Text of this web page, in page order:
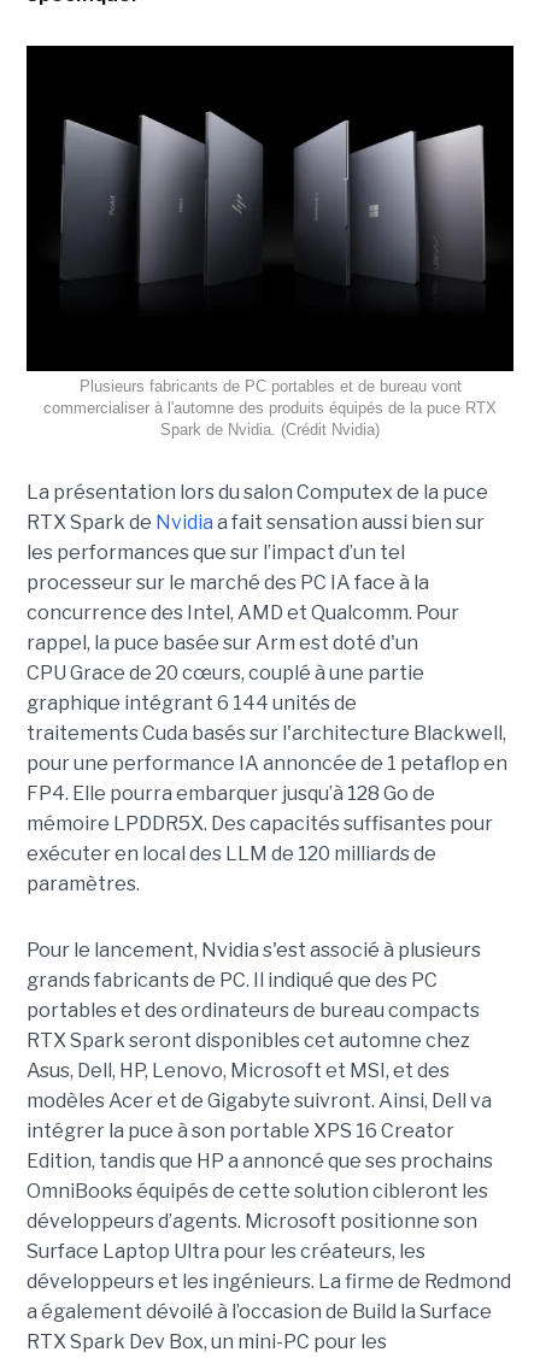
Plusieurs fabricants de PC portables et de bureau vont
commercialiser à l'automne des produits équipés de la puce RTX
Spark de Nvidia. (Crédit Nvidia)
La présentation lors du salon Computex de la puce
RTX Spark de Nvidia a fait sensation aussi bien sur
les performances que sur l’impact d’un tel
processeur sur le marché des PC IA face à la
concurrence des Intel, AMD et Qualcomm. Pour
rappel, la puce basée sur Arm est doté d'un
CPU Grace de 20 cœurs, couplé à une partie
graphique intégrant 6 144 unités de
traitements Cuda basés sur l'architecture Blackwell,
pour une performance IA annoncée de 1 petaflop en
FP4. Elle pourra embarquer jusqu’à 128 Go de
mémoire LPDDR5X. Des capacités suffisantes pour
exécuter en local des LLM de 120 milliards de
paramètres.
Pour le lancement, Nvidia s'est associé à plusieurs
grands fabricants de PC. Il indiqué que des PC
portables et des ordinateurs de bureau compacts
RTX Spark seront disponibles cet automne chez
Asus, Dell, HP, Lenovo, Microsoft et MSI, et des
modèles Acer et de Gigabyte suivront. Ainsi, Dell va
intégrer la puce à son portable XPS 16 Creator
Edition, tandis que HP a annoncé que ses prochains
OmniBooks équipés de cette solution cibleront les
développeurs d’agents. Microsoft positionne son
Surface Laptop Ultra pour les créateurs, les
développeurs et les ingénieurs. La firme de Redmond
a également dévoilé à l’occasion de Build la Surface
RTX Spark Dev Box, un mini-PC pour les